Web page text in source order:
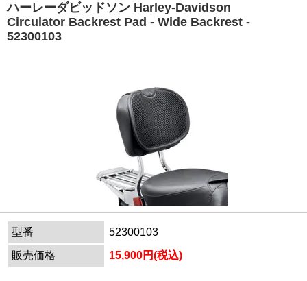
ハーレーダビッドソン Harley-Davidson
Circulator Backrest Pad - Wide Backrest -
52300103
型番
52300103
販売価格
15,900円(税込)